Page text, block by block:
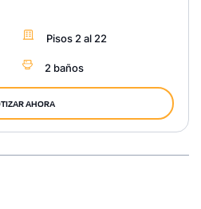
Pisos 2 al 22
2 baños
AHORA